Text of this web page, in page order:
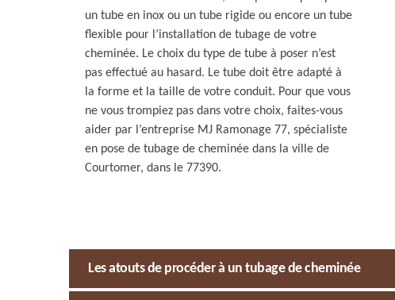
un tube en inox ou un tube rigide ou encore un tube
flexible pour l’installation de tubage de votre
cheminée. Le choix du type de tube à poser n’est
pas effectué au hasard. Le tube doit être adapté à
la forme et la taille de votre conduit. Pour que vous
ne vous trompiez pas dans votre choix, faites-vous
aider par l’entreprise MJ Ramonage 77, spécialiste
en pose de tubage de cheminée dans la ville de
Courtomer, dans le 77390.
Les atouts de procéder à un tubage de cheminée